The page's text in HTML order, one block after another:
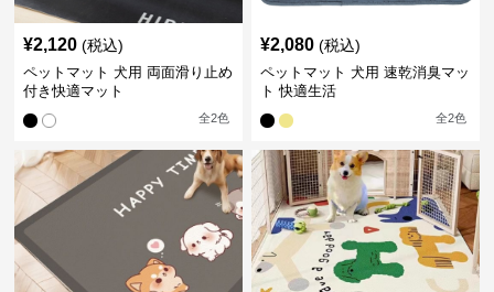
¥2,120 (税込)
ペットマット 犬用 両面滑り止め
付き快適マット
全2色
¥2,080 (税込)
ペットマット 犬用 速乾消臭マッ
ト 快適生活
全2色